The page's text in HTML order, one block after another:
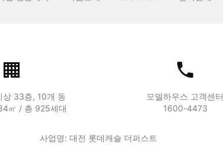
상 33층, 10개 동
㎡ / 총 925세대
모델하우스 고객센터
1600-4473
사업명: 대전 롯데캐슬 더퍼스트